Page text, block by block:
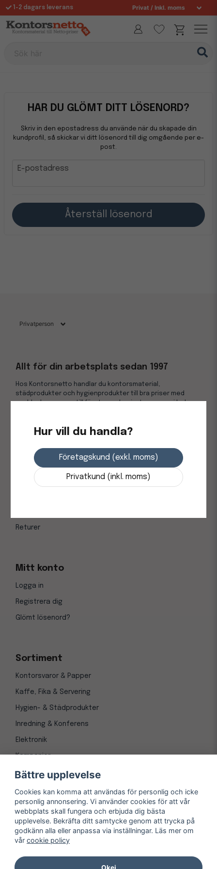
1-2 dagars leverans
Fri frakt över 995 kr
HAR DU GLÖMT DITT LÖSENORD?
Skriv in den epostadress du använde när du skapade din
kundprofil, så skickar vi ditt lösenord till dig omgående per e-
post.
E-postadress
E-postadress
Återställ lösenord
Hur vill du handla?
Företagskund (exkl. moms)
Privatkund (inkl. moms)
Allt för din arbetsplats sedan 1997
Hos Kontorsnetto handlar du kontorsmaterial,
städprodukter och hygienprodukter till bra priser med
snabba leveranser till företag och privatpersoner i hela
Kundsupport
Kontakta oss
Köp- och leveransvillkor
Returer
Mitt konto
Logga in
Registrera dig
Glömt lösenord?
Sortiment
Kontorsvaror & Papper
Kaffe, Fika & Servering
Hygien- & Städprodukter
Inredning & Konferens
Elektronik
Kampanjer
© Copyright 1997-2026
Bättre upplevelse
Cookies kan komma att användas för personlig och icke
personlig annonsering. Vi använder cookies för att vår
webbplats skall fungera och erbjuda dig bästa
upplevelse. Bekräfta ditt samtycke genom att trycka på
godkänn alla eller anpassa via inställningar. Läs mer om
vår cookie policy
Okej